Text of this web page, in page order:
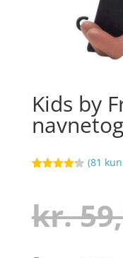
Kids by
baseret
på
kundebedø
(81
kr.